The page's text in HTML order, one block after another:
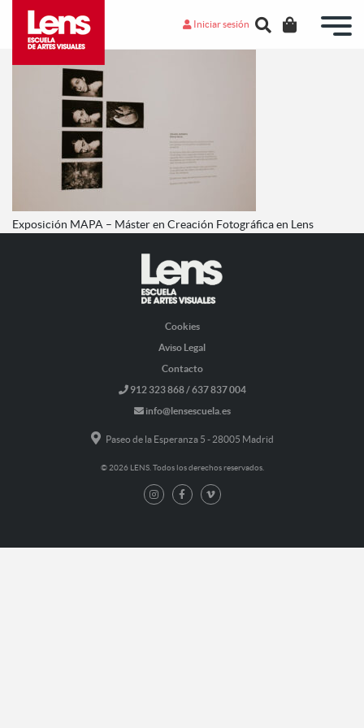
Iniciar sesión
Exposición MAPA – Máster en Creación Fotográfica en Lens
Cookies
Aviso Legal
Contacto
912 323 868 / 637 837 004
info@lensescuela.es
Paseo de la Esperanza 5 - 28005 Madrid
© 2026 LENS. Todos los derechos reservados.